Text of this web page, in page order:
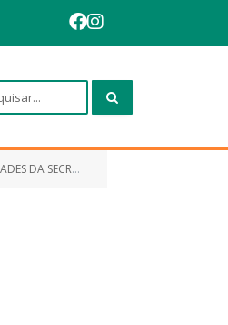
SANTA QUITÉRIA/MA)